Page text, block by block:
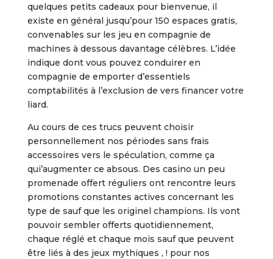
quelques petits cadeaux pour bienvenue, il
existe en général jusqu’pour 150 espaces gratis,
convenables sur les jeu en compagnie de
machines à dessous davantage célèbres. L’idée
indique dont vous pouvez conduirer en
compagnie de emporter d’essentiels
comptabilités à l’exclusion de vers financer votre
liard.
Au cours de ces trucs peuvent choisir
personnellement nos périodes sans frais
accessoires vers le spéculation, comme ça
qui’augmenter ce absous. Des casino un peu
promenade offert réguliers ont rencontre leurs
promotions constantes actives concernant les
type de sauf que les originel champions. Ils vont
pouvoir sembler offerts quotidiennement,
chaque réglé et chaque mois sauf que peuvent
être liés à des jeux mythiques , ! pour nos